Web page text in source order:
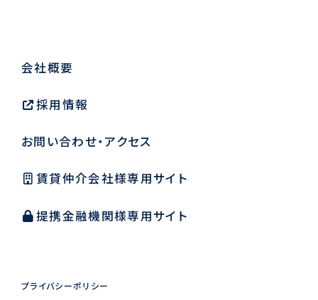
会社概要
採用情報
お問い合わせ・アクセス
賃貸仲介会社様専用サイト
提携金融機関様専用サイト
プライバシーポリシー